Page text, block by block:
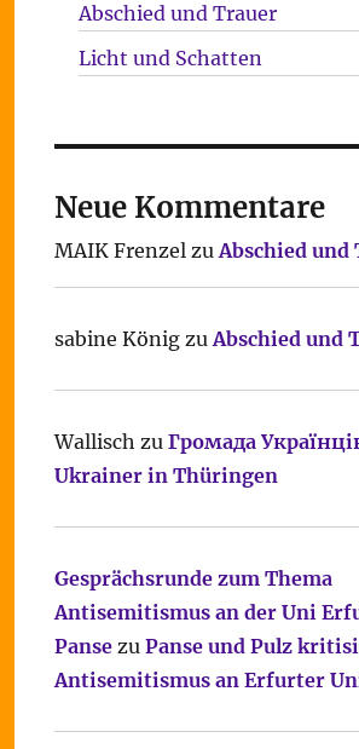
Abschied und Trauer
Licht und Schatten
Neue Kommentare
MAIK FrenzelzuAbschied und
sabine KönigzuAbschied und
Wallisch zu Громада
Ukrainer in Thüringen
Gesprächsrunde zum Thema
Antisemitismus an der Uni
Pansezu Panse und Pulz
Antisemitismus an Erfurter